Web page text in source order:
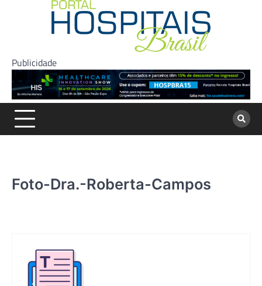
Publicidade
Foto-Dra.-Roberta-Campos